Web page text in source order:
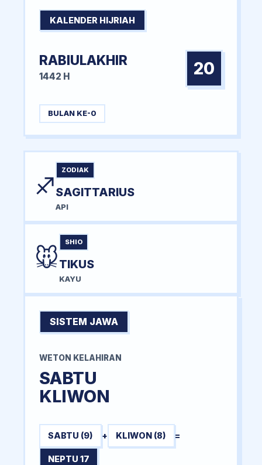
KALENDER HIJRIAH
RABIULAKHIR
1442 H 20
BULAN KE-0
♐
ZODIAK
SAGITTARIUS
API
🐭
SHIO
TIKUS
KAYU
SISTEM JAWA
WETON KELAHIRAN
SABTU
KLIWON
SABTU (9) + KLIWON (8) =
NEPTU 17